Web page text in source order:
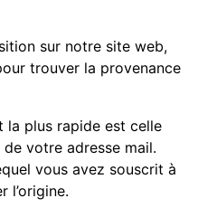
sur notre site web,
trouver la provenance
la plus rapide est celle
votre adresse mail.
vous avez souscrit à
l’origine.